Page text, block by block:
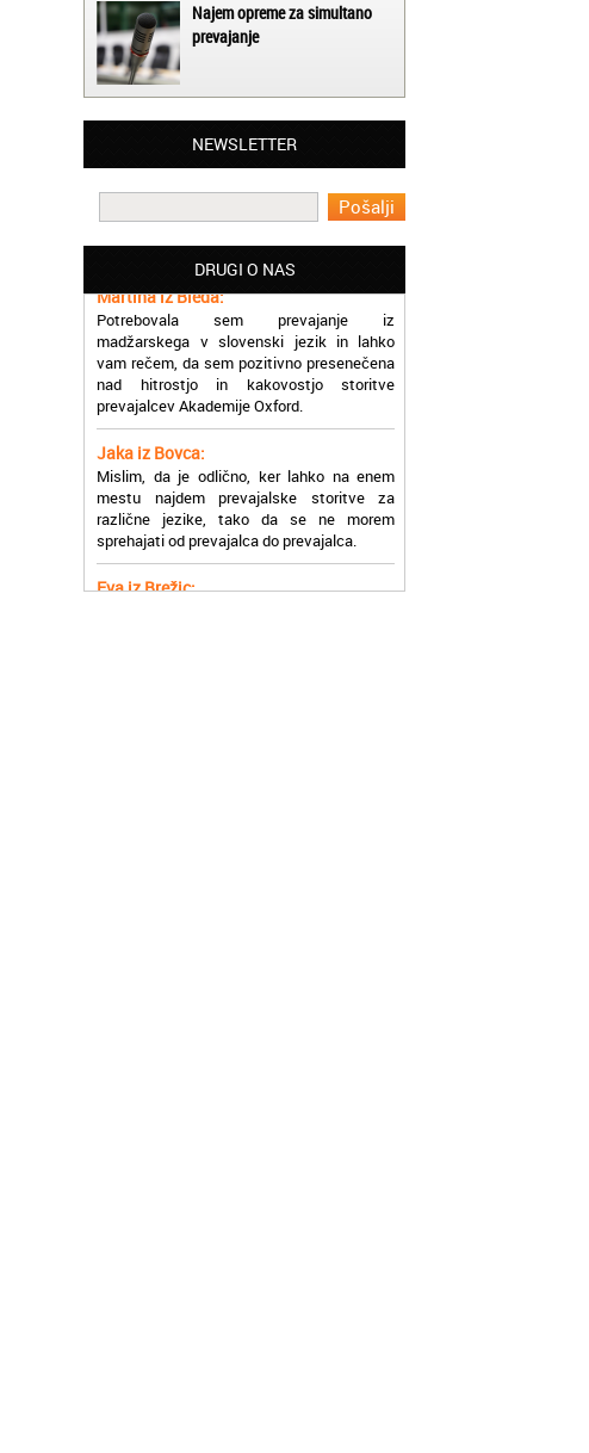
Najem opreme za simultano
prevajanje
NEWSLETTER
DRUGI O NAS
Matjaž iz Ajdovščine:
Lahko pohvalim vse zaposlene v Akademiji
Oxford, ker so resnično profesionalni in
prevajalske storitve opravljajo hitro in
Martina iz Bleda:
Potrebovala sem prevajanje iz
madžarskega v slovenski jezik in lahko
vam rečem, da sem pozitivno presenečena
nad hitrostjo in kakovostjo storitve
prevajalcev Akademije Oxford.
Jaka iz Bovca:
mestu najdem prevajalske storitve za
različne jezike, tako da se ne morem
sprehajati od prevajalca do prevajalca.
Eva iz Brežic:
jezik, na spletu sem našla Oxford, jih